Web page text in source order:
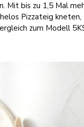
Mit bis zu 1,5 Mal
Pizzateig
zum Modell